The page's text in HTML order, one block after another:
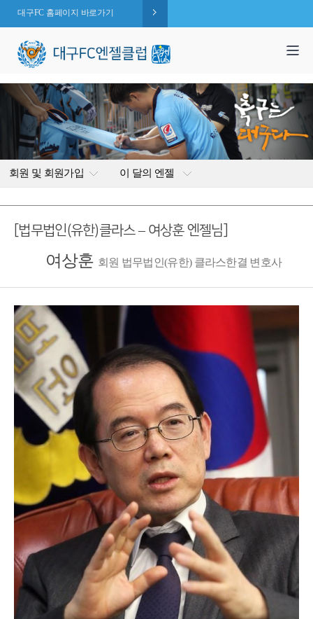
대구FC 홈페이지 바로가기
회원 및 회원가입 이 달의 엔젤
[법무법인(유한)클라스 – 여상훈 엔젤님]
여상훈 회원 법무법인(유한) 클라스한결 변호사